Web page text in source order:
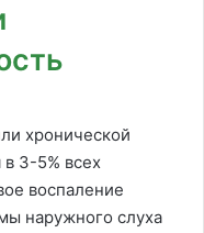
хронической
3-5% всех
воспаление
наружного слуха